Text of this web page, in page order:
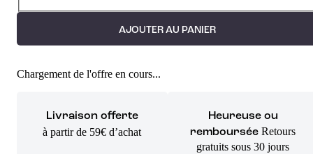
AJOUTER AU PANIER
Chargement de l'offre en cours...
Livraison offerte
à partir de 59€ d’achat
Heureuse ou
remboursée Retours
gratuits sous 30 jours